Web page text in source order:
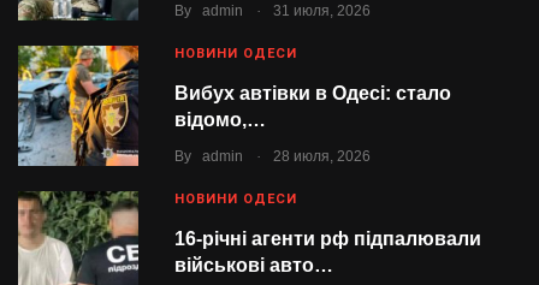
By admin 31 июля, 2026
НОВИНИ ОДЕСИ
Вибух автівки в Одесі: стало
відомо,…
By admin 28 июля, 2026
НОВИНИ ОДЕСИ
16-річні агенти рф підпалювали
військові авто…